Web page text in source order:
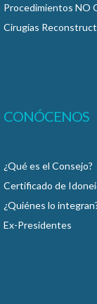
Procedimientos NO
Cirugías
CONÓCENOS
¿Qué es el Consejo?
Certificado de
¿Quiénes lo
Ex-Presidentes